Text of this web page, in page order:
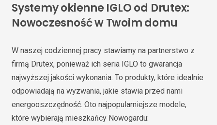
Systemy okienne IGLO od Drutex:
Nowoczesność w Twoim domu
W naszej codziennej pracy stawiamy na partnerstwo z
firmą Drutex, ponieważ ich seria IGLO to gwarancja
najwyższej jakości wykonania. To produkty, które idealnie
odpowiadają na wyzwania, jakie stawia przed nami
energooszczędność. Oto najpopularniejsze modele,
które wybierają mieszkańcy Nowogardu: